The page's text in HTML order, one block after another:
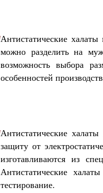
Антистатические
можно разделить на
возможность выбора
особенностей
Антистатические
защиту от
изготавливаются из
Антистатические
тестирование.